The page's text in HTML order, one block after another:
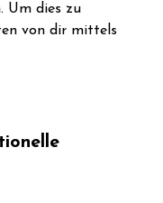
Um dies zu
von dir mittels